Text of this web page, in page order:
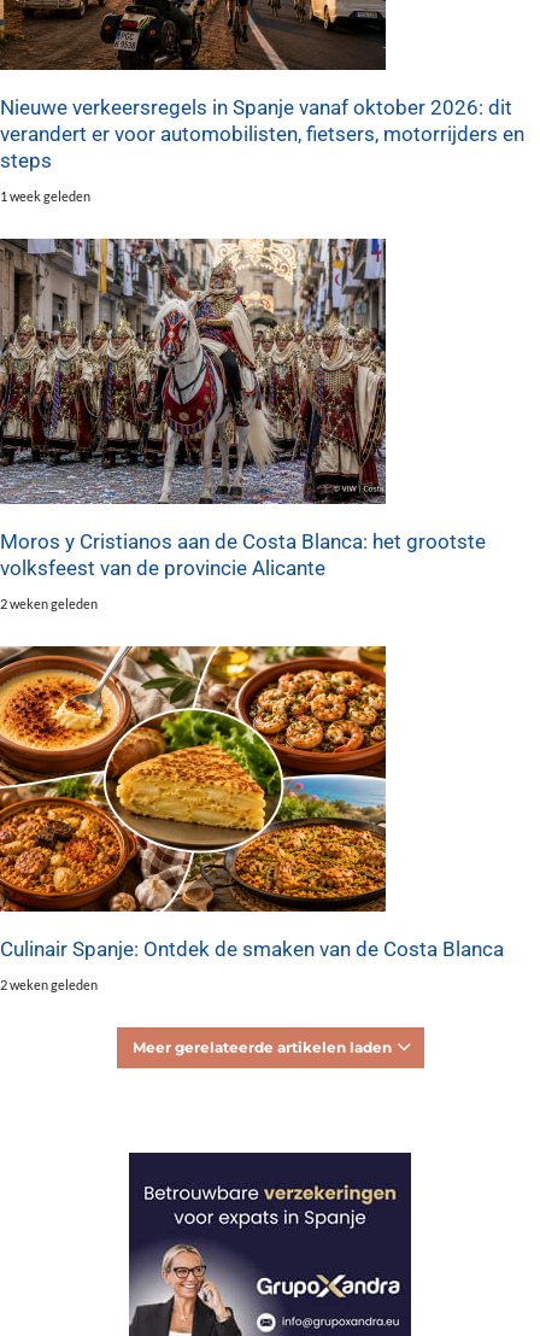
Nieuwe verkeersregels in Spanje vanaf oktober 2026: dit
verandert er voor automobilisten, fietsers, motorrijders en
steps
1 week geleden
Moros y Cristianos aan de Costa Blanca: het grootste
volksfeest van de provincie Alicante
2 weken geleden
Culinair Spanje: Ontdek de smaken van de Costa Blanca
2 weken geleden
Meer gerelateerde artikelen laden